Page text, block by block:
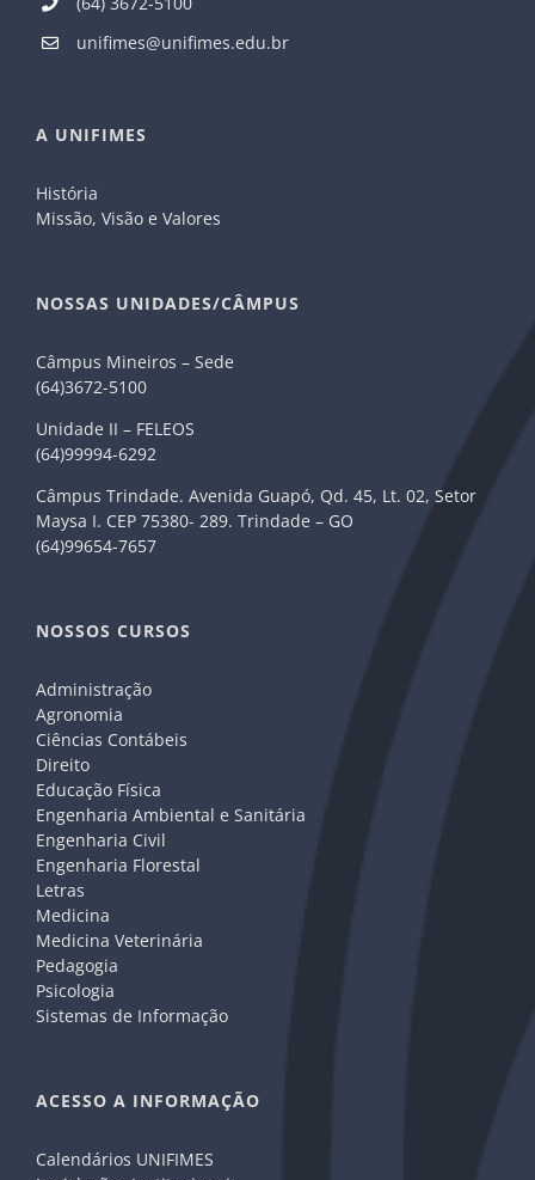
unifimes@unifimes.edu.br
A UNIFIMES
História
Missão, Visão e Valores
NOSSAS UNIDADES/CÂMPUS
Câmpus Mineiros – Sede
(64)3672-5100
Unidade II – FELEOS
(64)99994-6292
Câmpus Trindade. Avenida Guapó, Qd. 45, Lt. 02, Setor
Maysa I. CEP 75380- 289. Trindade – GO
(64)99654-7657
NOSSOS CURSOS
Administração
Agronomia
Ciências Contábeis
Direito
Educação Física
Engenharia Ambiental e Sanitária
Engenharia Civil
Engenharia Florestal
Letras
Medicina
Medicina Veterinária
Pedagogia
Psicologia
Sistemas de Informação
ACESSO A INFORMAÇÃO
Calendários UNIFIMES